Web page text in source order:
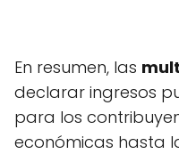
En resumen, las
declarar ingresos
para los
económicas hasta